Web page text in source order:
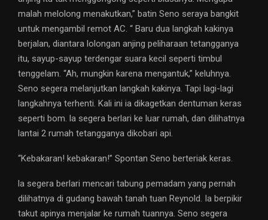
malah melolong menakutkan,” batin Seno seraya bangkit
untuk mengambil remot AC. “ Baru dua langkah kakinya
berjalan, diantara lolongan anjing peliharaan tetangganya
itu, sayup-sayup terdengar suara kecil seperti timbul
tenggelam. “Ah, mungkin karena mengantuk,” keluhnya.
Seno segera melanjutkan langkah kakinya. Tapi lagi-lagi
langkahnya terhenti. Kali ini ia dikagetkan dentuman keras
seperti bom. la segera berlari ke luar rumah, dan dilihatnya
lantai 2 rumah tetangganya dikobari api.
“Kebakaran! kebakaran!” Spontan Seno berteriak keras.
la segera berlari mencari tabung pemadam yang pernah
dilihatnya di gudang bawah tanah tuan Reynold. Ia berpikir
takut apinya menjalar ke rumah tuannya. Seno segera